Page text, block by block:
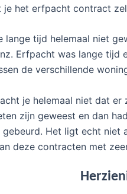
je het erfpacht contract
lange tijd helemaal niet
Erfpacht was lange tijd
de verschillende
je helemaal niet dat
zijn geweest en dan
Het ligt echt niet
deze contracten met